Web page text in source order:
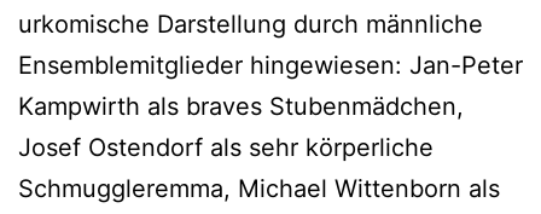
urkomische Darstellung durch männliche
Ensemblemitglieder hingewiesen: Jan-Peter
Kampwirth als braves Stubenmädchen,
Josef Ostendorf als sehr körperliche
Schmuggleremma, Michael Wittenborn als